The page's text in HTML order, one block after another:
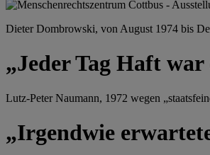
Dieter Dombrowski, von August 1974 bis
„Jeder Tag Haft
Lutz-Peter Naumann, 1972 wegen
„Irgendwie